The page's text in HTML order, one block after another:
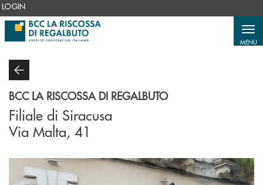
Salta al contenuto principale
LOGIN
MENU
BCC LA RISCOSSA DI REGALBUTO
Filiale di Siracusa
Via Malta, 41